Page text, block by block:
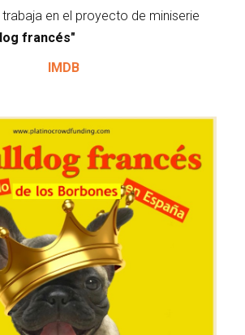
trabaja en el proyecto de miniserie
francés"
IMDB